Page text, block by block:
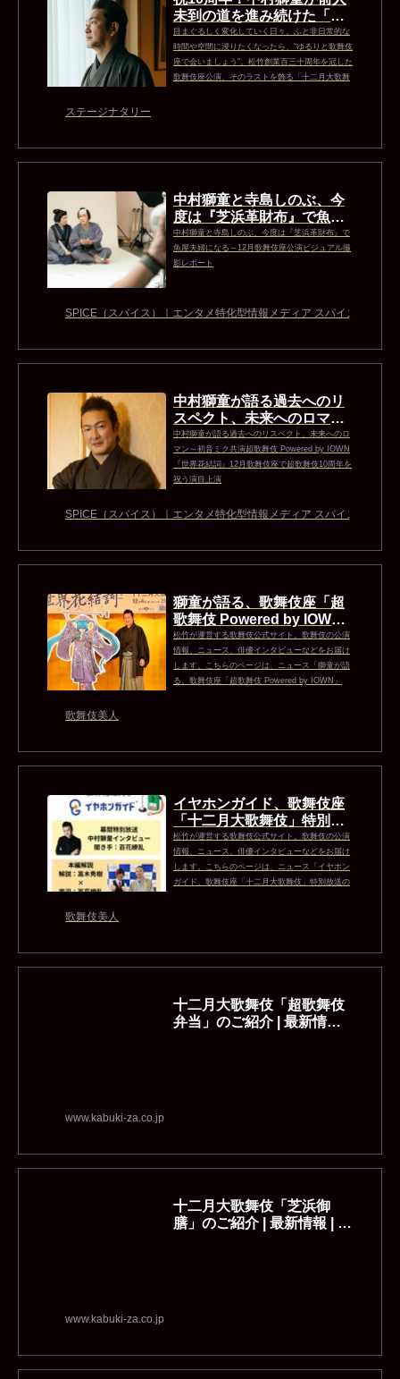
未到の道を進み続けた「超
歌舞伎」の“軌跡と未来”を
語る - ステージ...
目まぐるしく変化していく日々、ふと非日常的な
時間や空間に浸りたくなったら、“ゆるりと歌舞伎
座で会いましょう”。松竹創業百三十周年を冠した
歌舞伎座公演、そのラストを飾る「十二月大歌舞
ステージナタリー
中村獅童と寺島しのぶ、今
度は『芝浜革財布』で魚屋
夫婦になる～12月歌舞伎座
公演ビジュアル...
中村獅童と寺島しのぶ、今度は『芝浜革財布』で
魚屋夫婦になる～12月歌舞伎座公演ビジュアル撮
影レポート
SPICE（スパイス）｜エンタメ特化型情報メディア スパイス
中村獅童が語る過去へのリ
スペクト、未来へのロマン
～初音ミク共演超歌舞伎 Po
wered by IOWN...
中村獅童が語る過去へのリスペクト、未来へのロ
マン～初音ミク共演超歌舞伎 Powered by IOWN
『世界花結詞』12月歌舞伎座で超歌舞伎10周年を
祝う演目上演
SPICE（スパイス）｜エンタメ特化型情報メディア スパイス
獅童が語る、歌舞伎座「超
歌舞伎 Powered by IOW
N」『世界花結詞』｜歌舞
伎美人
松竹が運営する歌舞伎公式サイト。歌舞伎の公演
情報、ニュース、俳優インタビューなどをお届け
します。こちらのページは、ニュース「獅童が語
る、歌舞伎座「超歌舞伎 Powered by IOWN」
歌舞伎美人
イヤホンガイド、歌舞伎座
「十二月大歌舞伎」特別放
送のお知らせ（新体験イヤ
ホンガイド貸出...
松竹が運営する歌舞伎公式サイト。歌舞伎の公演
情報、ニュース、俳優インタビューなどをお届け
します。こちらのページは、ニュース「イヤホン
ガイド、歌舞伎座「十二月大歌舞伎」特別放送の
歌舞伎美人
十二月大歌舞伎「超歌舞伎
弁当」のご紹介 | 最新情報 |
www.kabuki-za.co.jp
十二月大歌舞伎「芝浜御
膳」のご紹介 | 最新情報 | 歌
www.kabuki-za.co.jp